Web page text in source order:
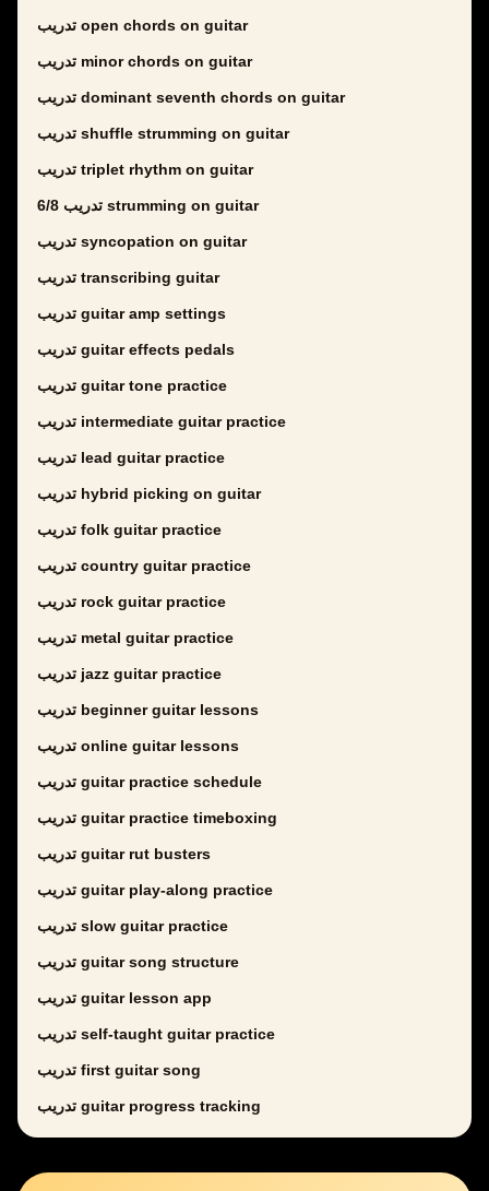
تدريب open chords on guitar
تدريب minor chords on guitar
تدريب dominant seventh chords on guitar
تدريب shuffle strumming on guitar
تدريب triplet rhythm on guitar
تدريب 6/8 strumming on guitar
تدريب syncopation on guitar
تدريب transcribing guitar
تدريب guitar amp settings
تدريب guitar effects pedals
تدريب guitar tone practice
تدريب intermediate guitar practice
تدريب lead guitar practice
تدريب hybrid picking on guitar
تدريب folk guitar practice
تدريب country guitar practice
تدريب rock guitar practice
تدريب metal guitar practice
تدريب jazz guitar practice
تدريب beginner guitar lessons
تدريب online guitar lessons
تدريب guitar practice schedule
تدريب guitar practice timeboxing
تدريب guitar rut busters
تدريب guitar play-along practice
تدريب slow guitar practice
تدريب guitar song structure
تدريب guitar lesson app
تدريب self-taught guitar practice
تدريب first guitar song
تدريب guitar progress tracking